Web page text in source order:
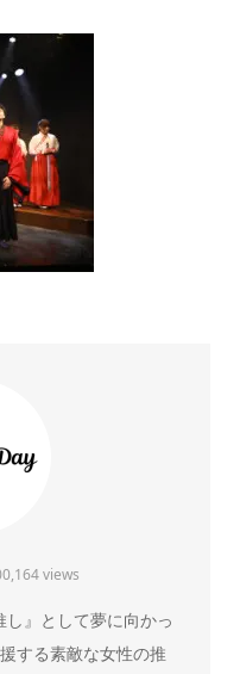
views
』として夢に向かっ
する素敵な女性の推